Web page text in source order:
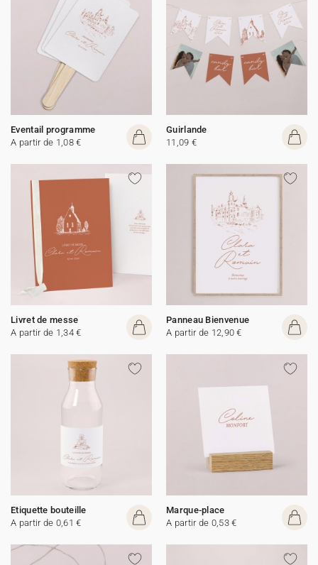
Eventail programme
A partir de 1,08 €
Guirlande
11,09 €
Livret de messe
A partir de 1,34 €
Panneau Bienvenue
A partir de 12,90 €
Etiquette bouteille
A partir de 0,61 €
Marque-place
A partir de 0,53 €